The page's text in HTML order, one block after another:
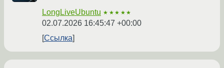
LongLiveUbuntu ★★★★★
02.07.2026 16:45:47 +00:00
Ссылка